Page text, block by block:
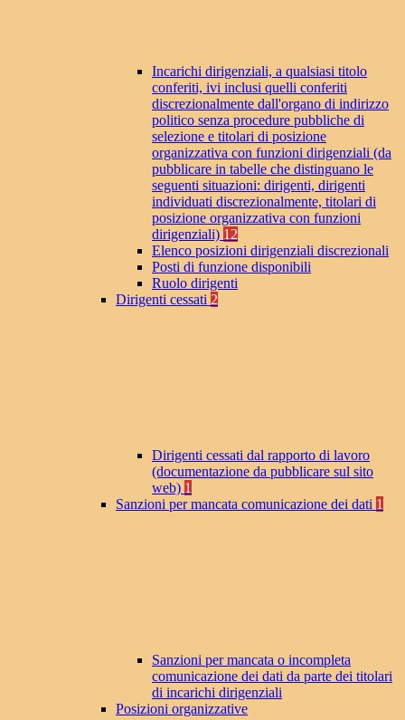
Incarichi dirigenziali, a qualsiasi titolo
conferiti, ivi inclusi quelli conferiti
discrezionalmente dall'organo di indirizzo
politico senza procedure pubbliche di
selezione e titolari di posizione
organizzativa con funzioni dirigenziali (da
pubblicare in tabelle che distinguano le
seguenti situazioni: dirigenti, dirigenti
individuati discrezionalmente, titolari di
posizione organizzativa con funzioni
dirigenziali) 12
Elenco posizioni dirigenziali discrezionali
Posti di funzione disponibili
Ruolo dirigenti
Dirigenti cessati 2
Dirigenti cessati dal rapporto di lavoro
(documentazione da pubblicare sul sito
web) 1
Sanzioni per mancata comunicazione dei dati 1
Sanzioni per mancata o incompleta
comunicazione dei dati da parte dei titolari
di incarichi dirigenziali
Posizioni organizzative